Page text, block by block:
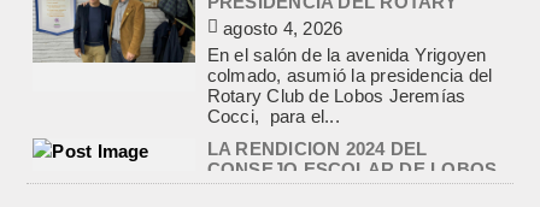
LA RENDICION 2024 DEL
CONSEJO ESCOLAR DE LOBOS
APROBADA POR EL TRIBUNAL
DE CUENTAS BONAERENSE
agosto 3, 2026
El Tribunal de Cuentas de la Provincia
de Buenos Aires aprobó formalmente
la rendición de cuentas
correspondiente al Ejercicio 2024,...